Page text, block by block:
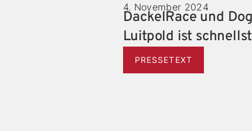
4. November 2024
DackelRace und
Luitpold ist
PRESSETEXT